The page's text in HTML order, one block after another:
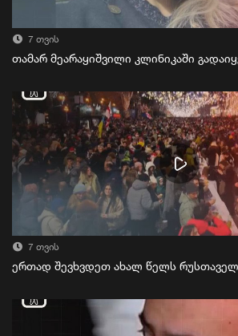
7 თვის
თამარ მეარაყიშვილი კლინიკაში
7 თვის
ერთად შევხვდეთ ახალ წელს